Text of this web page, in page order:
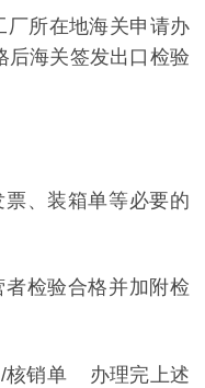
厂所在地海关申请办
后海关签发出口检验
、装箱单等必要的
检验合格并加附检
/核销单 办理完上述